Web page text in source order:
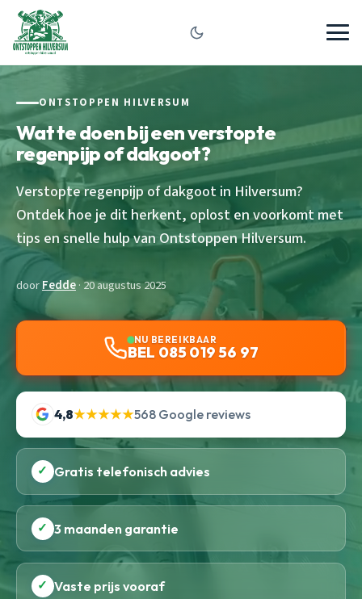
ONTSTOPPEN HILVERSUM
Wat te doen bij een verstopte
regenpijp of dakgoot?
Verstopte regenpijp of dakgoot in Hilversum?
Ontdek hoe je dit herkent, oplost en voorkomt met
tips en snelle hulp van Ontstoppen Hilversum.
doorFedde· 20 augustus 2025
NU BEREIKBAAR
BEL 085 019 56 97
4,8★★★★★568 Google reviews
✓ Gratis telefonisch advies
✓ 3 maanden garantie
✓ Vaste prijs vooraf